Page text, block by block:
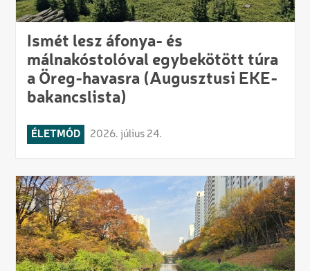
Ismét lesz áfonya- és
málnakóstolóval egybekötött túra
a Öreg-havasra (Augusztusi EKE-
bakancslista)
ÉLETMÓD 2026. július 24.